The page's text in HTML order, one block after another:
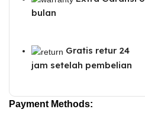
bulan
Gratis retur 24
jam setelah pembelian
Payment Methods: